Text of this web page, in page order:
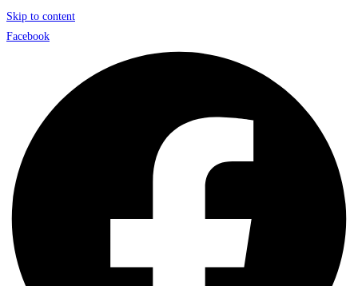
Skip to content
Facebook